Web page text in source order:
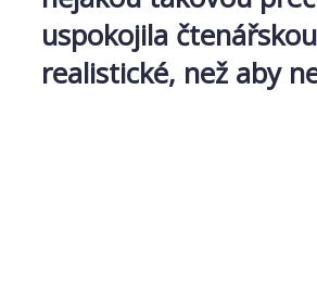
uspokojila
realistické, než aby